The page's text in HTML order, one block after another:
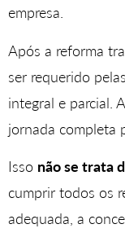
empresa.
Após a reforma
ser requerido
integral e parcial.
jornada completa
Isso não se trata
cumprir todos os
adequada, a